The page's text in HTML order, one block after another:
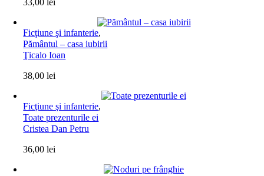
33,00lei
Ficţiune şi infanterie,
Pământul – casa iubirii
Ţicalo Ioan
38,00lei
Ficţiune şi infanterie,
Toate prezenturile ei
Cristea Dan Petru
36,00lei